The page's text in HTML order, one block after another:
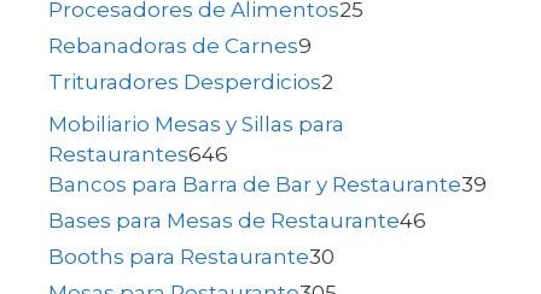
Procesadores de Alimentos25
Rebanadoras de Carnes9
Trituradores Desperdicios2
Mobiliario Mesas y Sillas para
Restaurantes646
Bancos para Barra de Bar y Restaurante39
Bases para Mesas de Restaurante46
Booths para Restaurante30